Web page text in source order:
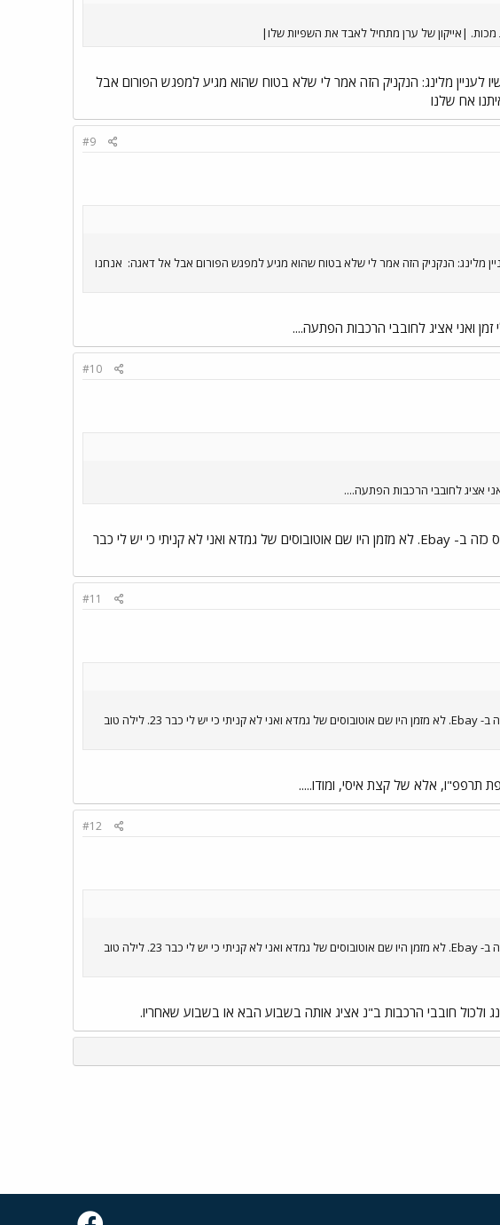
|אייקון של ערן מתחיל לאבד את השפיות שלו|
מלינג: הנקניק הזה אמר לי שלא בטוח שהוא מגיע למפגש הפורום אבל
אח שלנו
#9
מלינג: הנקניק הזה אמר לי שלא בטוח שהוא מגיע למפגש הפורום אבל אל דאגה: אנחנו
ואני אציג לחובבי הרכבות הפתעה....
#10
אציג לחובבי הרכבות הפתעה....
אוכל להוציא את הגמדא מהבית. הם עדינים ואתה יכול לנסות לרכוש אוטובוס כזה ב- Ebay. לא מזמן היו שם אוטובוסים של גמדא ואני לא קניתי כי יש לי כבר
#11
אוכל להוציא את הגמדא מהבית. הם עדינים ואתה יכול לנסות לרכוש אוטובוס כזה ב- Ebay. לא מזמן היו שם אוטובוסים של גמדא ואני לא קניתי כי יש לי כבר 23. לילה טוב
תרפפ"ו, אלא של קצת איסי, ומודו.....
#12
אוכל להוציא את הגמדא מהבית. הם עדינים ואתה יכול לנסות לרכוש אוטובוס כזה ב- Ebay. לא מזמן היו שם אוטובוסים של גמדא ואני לא קניתי כי יש לי כבר 23. לילה טוב